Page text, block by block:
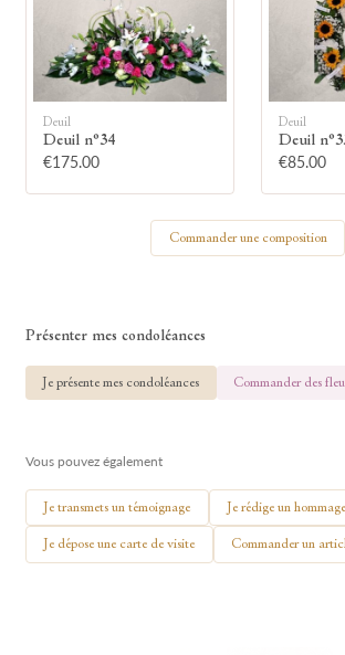
Montrez votre soutien à la
allumant symboliquement une
Votre nom
🕯 Allumer ma bougie
Deuil
Deuil n°34
€175.00
Deuil
Deuil
€85.00
Commander une composition
Présenter mes condoléances
Je présente mes condoléances Commander des
Vous pouvez également
Je transmets un témoignage Je rédige un hommage
Je dépose une carte de visite Commander un